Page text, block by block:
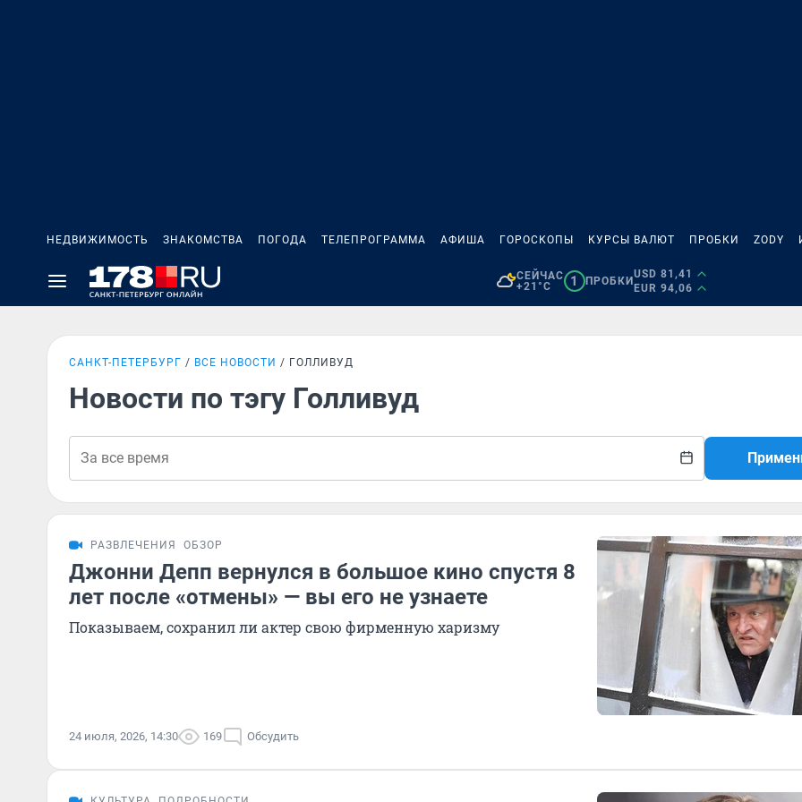
НЕДВИЖИМОСТЬ ЗНАКОМСТВА ПОГОДА ТЕЛЕПРОГРАММА АФИША ГОРОСКОПЫ КУРСЫ ВАЛЮТ ПРОБКИ ZODY
СЕЙЧАС
+21°C
1 ПРОБКИ
USD 81,41
EUR 94,06
САНКТ-ПЕТЕРБУРГ ВСЕ НОВОСТИ ГОЛЛИВУД
Новости по тэгу Голливуд
РАЗВЛЕЧЕНИЯ ОБЗОР
Джонни Депп вернулся в большое кино спустя 8
лет после «отмены» — вы его не узнаете
Показываем, сохранил ли актер свою фирменную харизму
24 июля, 2026, 14:30 169 Обсудить